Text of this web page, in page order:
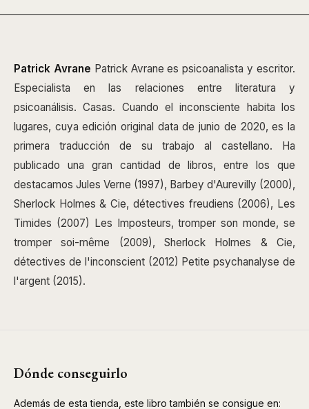
Patrick Avrane Patrick Avrane es psicoanalista y escritor.
Especialista en las relaciones entre literatura y
psicoanálisis. Casas. Cuando el inconsciente habita los
lugares, cuya edición original data de junio de 2020, es la
primera traducción de su trabajo al castellano. Ha
publicado una gran cantidad de libros, entre los que
destacamos Jules Verne (1997), Barbey d'Aurevilly (2000),
Sherlock Holmes & Cie, détectives freudiens (2006), Les
Timides (2007) Les Imposteurs, tromper son monde, se
tromper soi-même (2009), Sherlock Holmes & Cie,
détectives de l'inconscient (2012) Petite psychanalyse de
l'argent (2015).
Dónde conseguirlo
Además de esta tienda, este libro también se consigue en: